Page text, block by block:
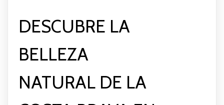
DESCUBRE LA
BELLEZA
NATURAL DE LA